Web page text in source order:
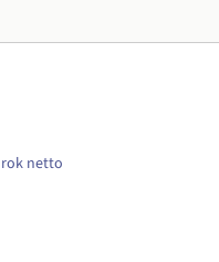
rok netto